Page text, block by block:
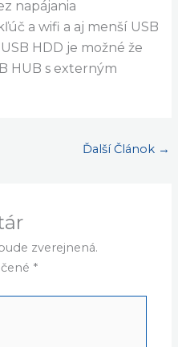
napájania
a wifi a aj menší USB
HDD je možné že
HUB s externým
Ďalší Článok →
zverejnená.
*